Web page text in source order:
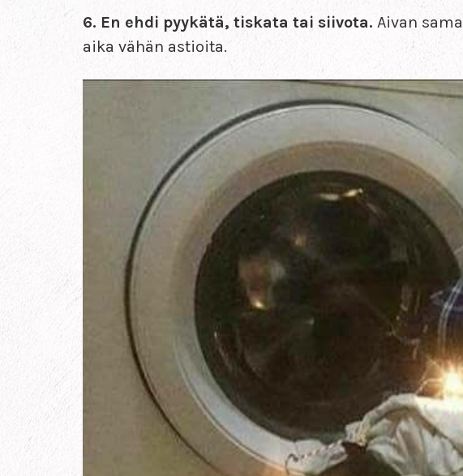
6. En ehdi pyykätä, tiskata tai siivota. Aivan
aika vähän astioita.